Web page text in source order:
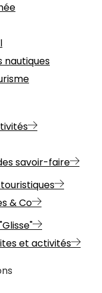
nautiques
savoir-faire
& Co
et activités